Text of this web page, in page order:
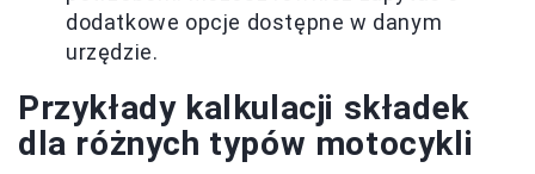
dodatkowe opcje dostępne w danym
urzędzie.
Przykłady kalkulacji składek
dla różnych typów motocykli